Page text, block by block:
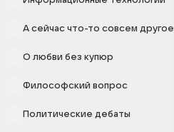
А сейчас что-то совсем другое
О любви без купюр
Философский вопрос
Политические дебаты